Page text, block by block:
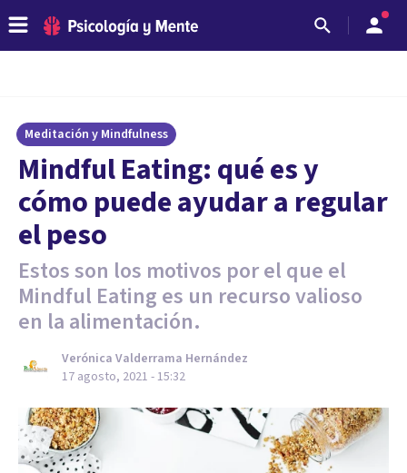
Meditación y Mindfulness
Mindful Eating: qué es y
cómo puede ayudar a regular
el peso
Estos son los motivos por el que el
Mindful Eating es un recurso valioso
en la alimentación.
Verónica Valderrama Hernández
17 agosto, 2021 - 15:32